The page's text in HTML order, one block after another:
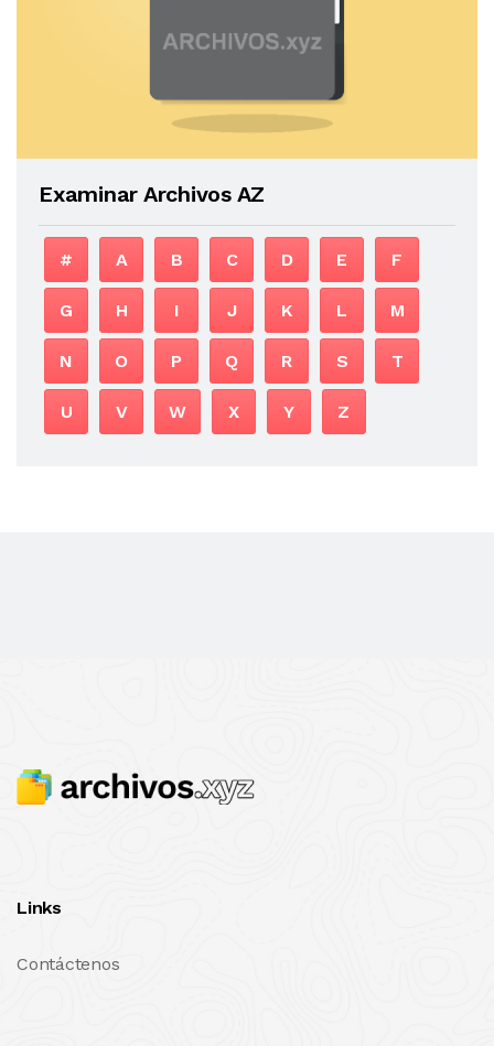
Examinar Archivos AZ
# A B C D E F
G H I J K L M
N O P Q R S T
U V W X Y Z
Links
Contáctenos